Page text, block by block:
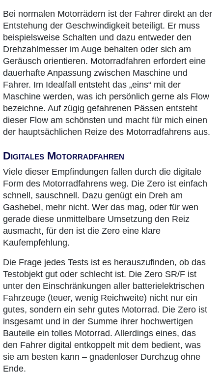
Bei normalen Motorrädern ist der Fahrer direkt an der
Entstehung der Geschwindigkeit beteiligt. Er muss
beispielsweise Schalten und dazu entweder den
Drehzahlmesser im Auge behalten oder sich am
Geräusch orientieren. Motorradfahren erfordert eine
dauerhafte Anpassung zwischen Maschine und
Fahrer. Im Idealfall entsteht das „eins“ mit der
Maschine werden, was ich persönlich gerne als Flow
bezeichne. Auf zügig gefahrenen Pässen entsteht
dieser Flow am schönsten und macht für mich einen
der hauptsächlichen Reize des Motorradfahrens aus.
Digitales Motorradfahren
Viele dieser Empfindungen fallen durch die digitale
Form des Motorradfahrens weg. Die Zero ist einfach
schnell, sauschnell. Dazu genügt ein Dreh am
Gashebel, mehr nicht. Wer das mag, oder für wen
gerade diese unmittelbare Umsetzung den Reiz
ausmacht, für den ist die Zero eine klare
Kaufempfehlung.
Die Frage jedes Tests ist es herauszufinden, ob das
Testobjekt gut oder schlecht ist. Die Zero SR/F ist
unter den Einschränkungen aller batterielektrischen
Fahrzeuge (teuer, wenig Reichweite) nicht nur ein
gutes, sondern ein sehr gutes Motorrad. Die Zero ist
insgesamt und in der Summe ihrer hochwertigen
Bauteile ein tolles Motorrad. Allerdings eines, das
den Fahrer digital entkoppelt mit dem bedient, was
sie am besten kann – gnadenloser Durchzug ohne
Ende.